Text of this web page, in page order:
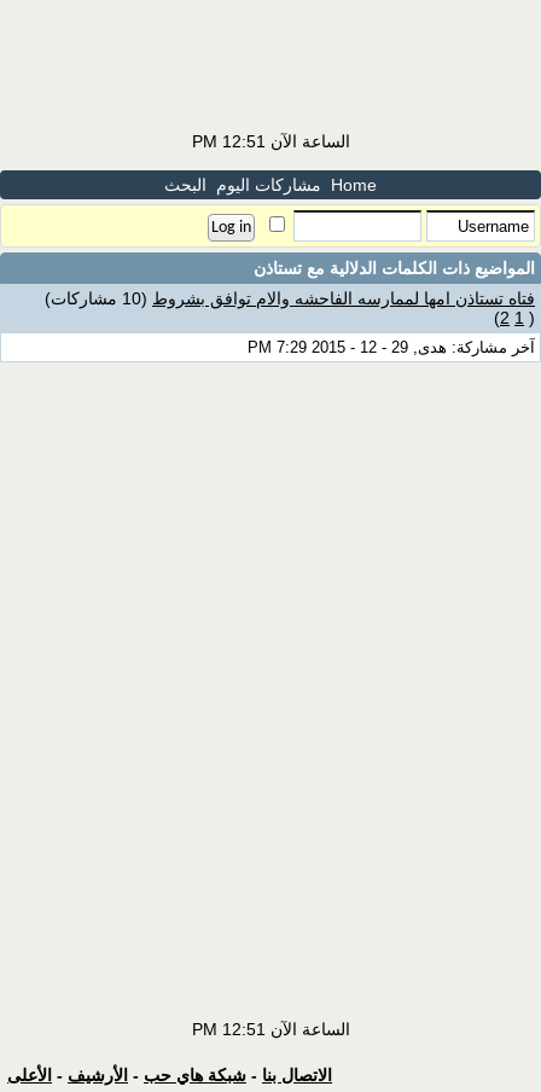
الساعة الآن 12:51 PM
Home مشاركات اليوم البحث
المواضيع ذات الكلمات الدلالية مع تستاذن
فتاه تستاذن امها لممارسه الفاحشه والام توافق بشروط (10 مشاركات)
(
1
2
)
آخر مشاركة: هدى, 29 - 12 - 2015 7:29 PM
الساعة الآن 12:51 PM
الاتصال بنا - شبكة هاي حب - الأرشيف - الأعلى